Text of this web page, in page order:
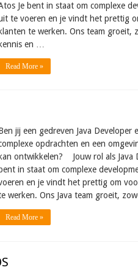
Je bent in staat om complexe
te voeren en je vindt het prettig
klanten te werken. Ons team groeit,
kennis en …
Read More »
jij een gedreven Java Developer
opdrachten en een
kan ontwikkelen? Jouw rol als Java
bent in staat om complexe
en je vindt het prettig om
werken. Ons Java team groeit,
Read More »